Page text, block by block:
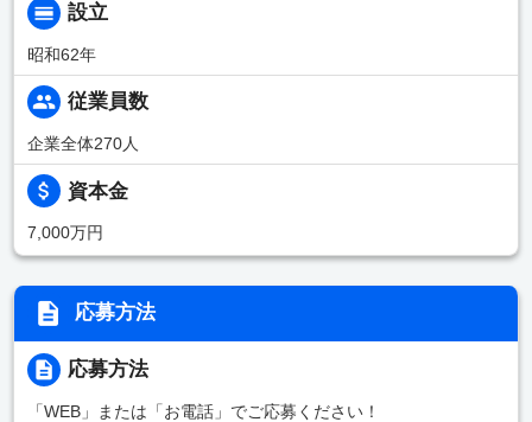
設立
昭和62年
従業員数
企業全体270人
資本金
7,000万円
応募方法
応募方法
「WEB」または「お電話」でご応募ください！